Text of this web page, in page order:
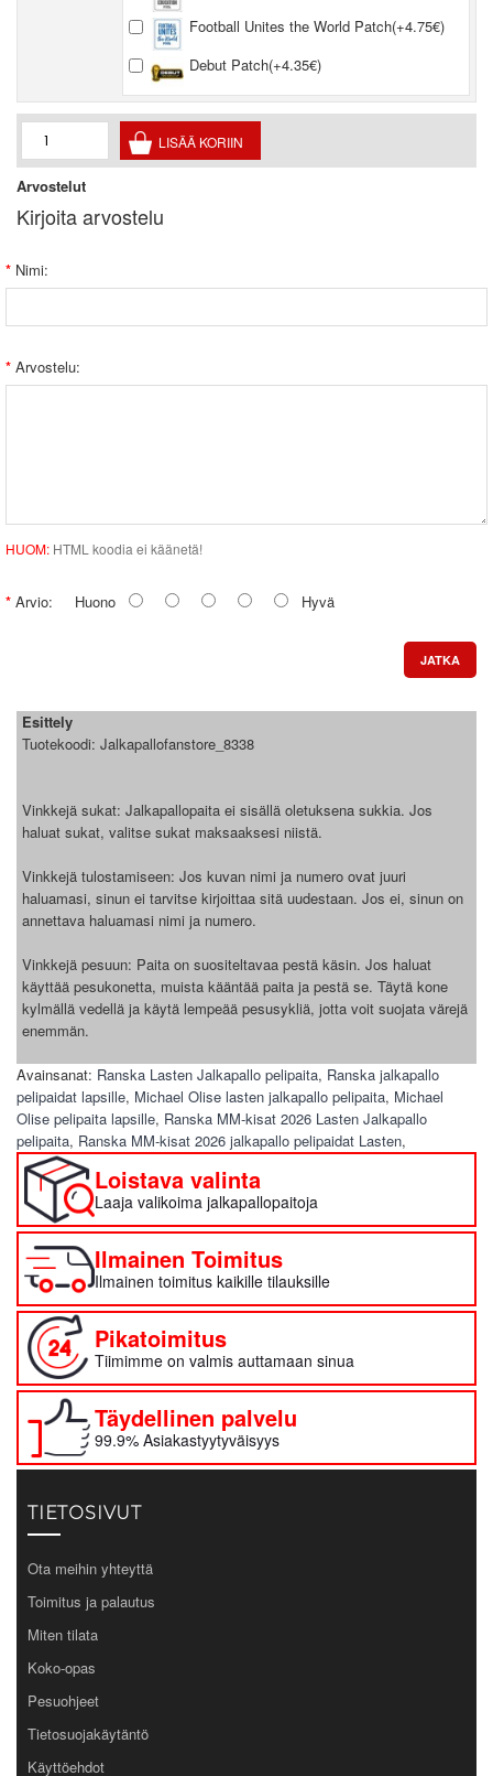
Football Unites the World Patch(+4.75€)
Debut Patch(+4.35€)
Arvostelut
Kirjoita arvostelu
Nimi:
Arvostelu:
HUOM: HTML koodia ei käänetä!
Arvio: Huono Hyvä
JATKA
Esittely
Tuotekoodi: Jalkapallofanstore_8338
Vinkkejä sukat: Jalkapallopaita ei sisällä oletuksena sukkia. Jos
haluat sukat, valitse sukat maksaaksesi niistä.
Vinkkejä tulostamiseen: Jos kuvan nimi ja numero ovat juuri
haluamasi, sinun ei tarvitse kirjoittaa sitä uudestaan. Jos ei, sinun on
annettava haluamasi nimi ja numero.
Vinkkejä pesuun: Paita on suositeltavaa pestä käsin. Jos haluat
käyttää pesukonetta, muista kääntää paita ja pestä se. Täytä kone
kylmällä vedellä ja käytä lempeää pesusykliä, jotta voit suojata värejä
enemmän.
Avainsanat: Ranska Lasten Jalkapallo pelipaita, Ranska jalkapallo
pelipaidat lapsille, Michael Olise lasten jalkapallo pelipaita, Michael
Olise pelipaita lapsille, Ranska MM-kisat 2026 Lasten Jalkapallo
pelipaita, Ranska MM-kisat 2026 jalkapallo pelipaidat Lasten,
Loistava valinta
Laaja valikoima jalkapallopaitoja
Ilmainen Toimitus
Ilmainen toimitus kaikille tilauksille
Pikatoimitus
Tiimimme on valmis auttamaan sinua
Täydellinen palvelu
99.9% Asiakastyytyväisyys
TIETOSIVUT
Ota meihin yhteyttä
Toimitus ja palautus
Miten tilata
Koko-opas
Pesuohjeet
Tietosuojakäytäntö
Käyttöehdot